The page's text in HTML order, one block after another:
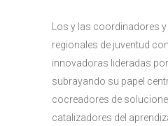
Los y las coordinadores
regionales de juventud
innovadoras lideradas
subrayando su papel
cocreadores de
catalizadores del